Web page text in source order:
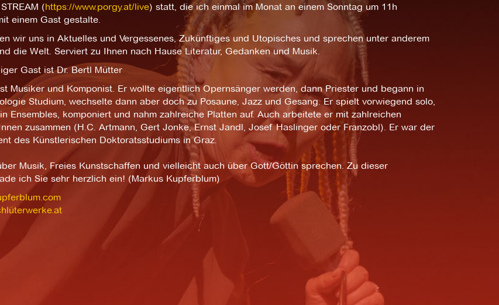
(https://www.porgy.at/live) statt, die ich einmal im Monat an einem Sonntag um 11h
einem Gast gestalte.
wir uns in Aktuelles und Vergessenes, Zukünftiges und Utopisches und sprechen unter anderem
die Welt. Serviert zu Ihnen nach Hause Literatur, Gedanken und Musik.
Gast ist Dr. Bertl Mütter
Musiker und Komponist. Er wollte eigentlich Opernsänger werden, dann Priester und begann in
Studium, wechselte dann aber doch zu Posaune, Jazz und Gesang. Er spielt vorwiegend solo,
Ensembles, komponiert und nahm zahlreiche Platten auf. Auch arbeitete er mit zahlreichen
zusammen (H.C. Artmann, Gert Jonke, Ernst Jandl, Josef Haslinger oder Franzobl). Er war der
des Künstlerischen Doktoratsstudiums in Graz.
Musik, Freies Kunstschaffen und vielleicht auch über Gott/Göttin sprechen. Zu dieser
ich Sie sehr herzlich ein! (Markus Kupferblum)